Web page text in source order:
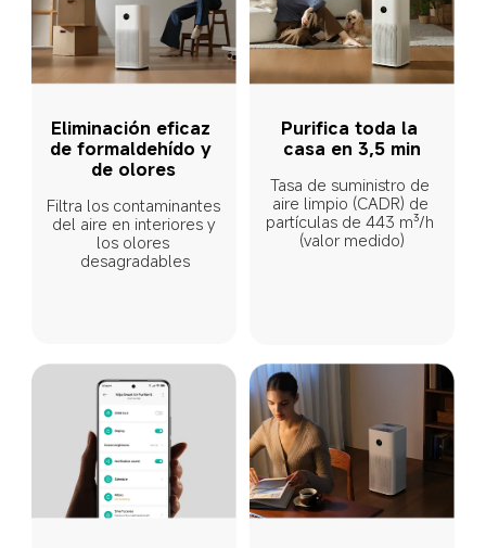
Eliminación eficaz
de formaldehído y
de olores
Filtra los contaminantes
del aire en interiores y
los olores
desagradables
Purifica toda la
casa en 3,5 min
Tasa de suministro de
aire limpio (CADR) de
partículas de 443 m³/h
(valor medido)